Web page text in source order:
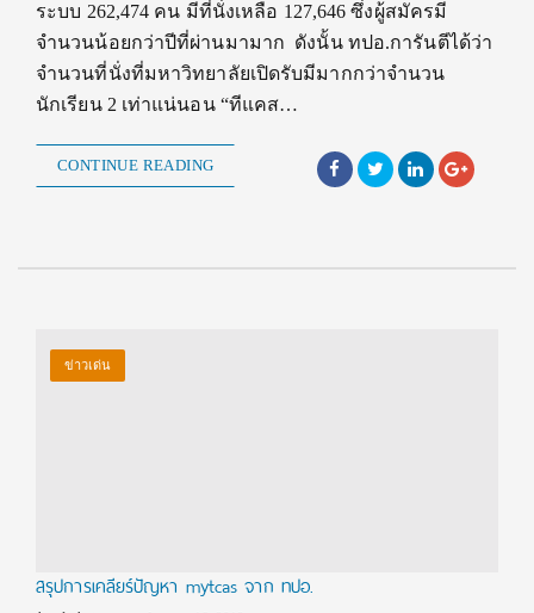
ระบบ 262,474 คน มีที่นั่งเหลือ 127,646 ซึ่งผู้สมัครมี
จำนวนน้อยกว่าปีที่ผ่านมามาก ดังนั้น ทปอ.การันตีได้ว่า
จำนวนที่นั่งที่มหาวิทยาลัยเปิดรับมีมากกว่าจำนวน
นักเรียน 2 เท่าแน่นอน “ทีแคส…
CONTINUE READING
ข่าวเด่น
สรุปการเคลียร์ปัญหา mytcas จาก ทปอ.